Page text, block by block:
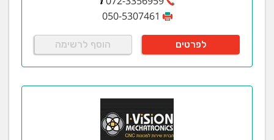
050-5307461
לפרטים הוסף לרשימה